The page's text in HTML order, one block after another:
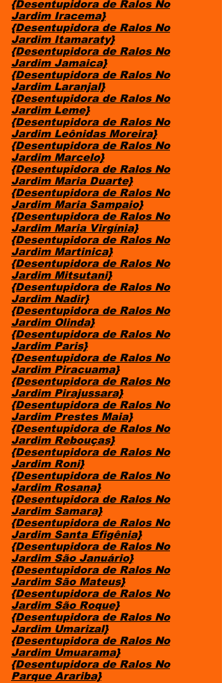
{Desentupidora de Ralos No
Jardim Iracema}
{Desentupidora de Ralos No
Jardim Itamaraty}
{Desentupidora de Ralos No
Jardim Jamaica}
{Desentupidora de Ralos No
Jardim Laranjal}
{Desentupidora de Ralos No
Jardim Leme}
{Desentupidora de Ralos No
Jardim Leônidas Moreira}
{Desentupidora de Ralos No
Jardim Marcelo}
{Desentupidora de Ralos No
Jardim Maria Duarte}
{Desentupidora de Ralos No
Jardim Maria Sampaio}
{Desentupidora de Ralos No
Jardim Maria Virgínia}
{Desentupidora de Ralos No
Jardim Martinica}
{Desentupidora de Ralos No
Jardim Mitsutani}
{Desentupidora de Ralos No
Jardim Nadir}
{Desentupidora de Ralos No
Jardim Olinda}
{Desentupidora de Ralos No
Jardim Paris}
{Desentupidora de Ralos No
Jardim Piracuama}
{Desentupidora de Ralos No
Jardim Pirajussara}
{Desentupidora de Ralos No
Jardim Prestes Maia}
{Desentupidora de Ralos No
Jardim Rebouças}
{Desentupidora de Ralos No
Jardim Roni}
{Desentupidora de Ralos No
Jardim Rosana}
{Desentupidora de Ralos No
Jardim Samara}
{Desentupidora de Ralos No
Jardim Santa Efigênia}
{Desentupidora de Ralos No
Jardim São Januário}
{Desentupidora de Ralos No
Jardim São Mateus}
{Desentupidora de Ralos No
Jardim São Roque}
{Desentupidora de Ralos No
Jardim Umarizal}
{Desentupidora de Ralos No
Jardim Umuarama}
{Desentupidora de Ralos No
Parque Arariba}